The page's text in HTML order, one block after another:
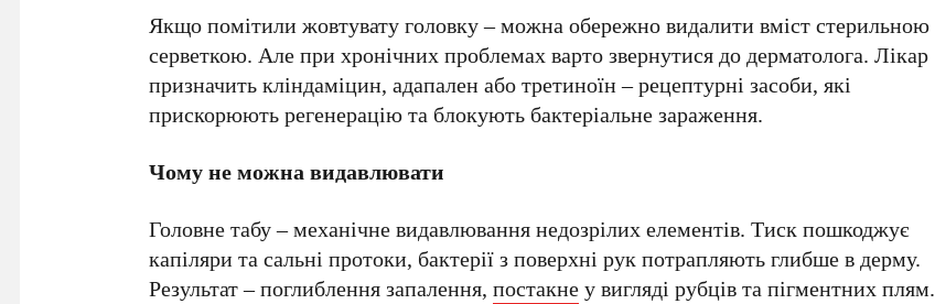
Якщо помітили жовтувату головку – можна обережно видалити вміст стерильною
серветкою. Але при хронічних проблемах варто звернутися до дерматолога. Лікар
призначить кліндаміцин, адапален або третиноїн – рецептурні засоби, які
прискорюють регенерацію та блокують бактеріальне зараження.
Чому не можна видавлювати
Головне табу – механічне видавлювання недозрілих елементів. Тиск пошкоджує
капіляри та сальні протоки, бактерії з поверхні рук потрапляють глибше в дерму.
Результат – поглиблення запалення,постакнеу вигляді рубців та пігментних плям.